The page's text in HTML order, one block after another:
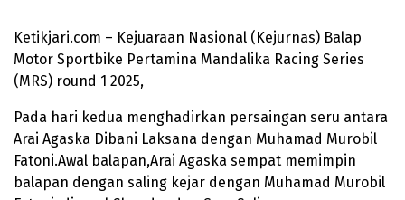
Ketikjari.com – Kejuaraan Nasional (Kejurnas) Balap
Motor Sportbike Pertamina Mandalika Racing Series
(MRS) round 1 2025,
Pada hari kedua menghadirkan persaingan seru antara
Arai Agaska Dibani Laksana dengan Muhamad Murobil
Fatoni.Awal balapan,Arai Agaska sempat memimpin
balapan dengan saling kejar dengan Muhamad Murobil